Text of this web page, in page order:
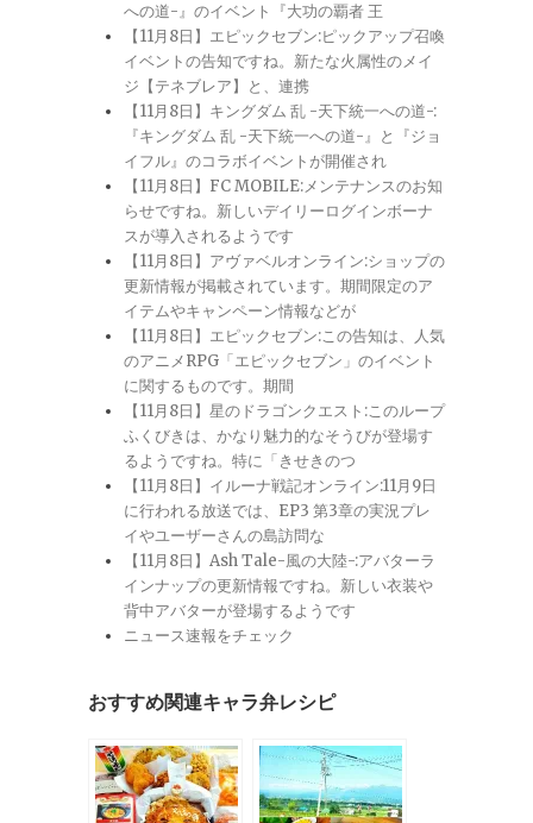
への道-』のイベント『大功の覇者 王
【11月8日】エピックセブン:ピックアップ召喚
イベントの告知ですね。新たな火属性のメイ
ジ【テネブレア】と、連携
【11月8日】キングダム 乱 -天下統一への道-:
『キングダム 乱 -天下統一への道-』と『ジョ
イフル』のコラボイベントが開催され
【11月8日】FC MOBILE:メンテナンスのお知
らせですね。新しいデイリーログインボーナ
スが導入されるようです
【11月8日】アヴァベルオンライン:ショップの
更新情報が掲載されています。期間限定のア
イテムやキャンペーン情報などが
【11月8日】エピックセブン:この告知は、人気
のアニメRPG「エピックセブン」のイベント
に関するものです。期間
【11月8日】星のドラゴンクエスト:このループ
ふくびきは、かなり魅力的なそうびが登場す
るようですね。特に「きせきのつ
【11月8日】イルーナ戦記オンライン:11月9日
に行われる放送では、EP3 第3章の実況プレ
イやユーザーさんの島訪問な
【11月8日】Ash Tale-風の大陸-:アバターラ
インナップの更新情報ですね。新しい衣装や
背中アバターが登場するようです
ニュース速報をチェック
おすすめ関連キャラ弁レシピ